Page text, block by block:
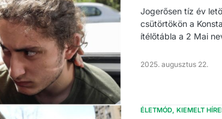
Jogerősen tíz év
csütörtökön a
ítélőtábla a 2 Mai
2025. augusztus 22.
ÉLETMÓD KIEMELT